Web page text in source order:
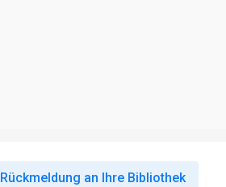
Rückmeldung an Ihre Bibliothek